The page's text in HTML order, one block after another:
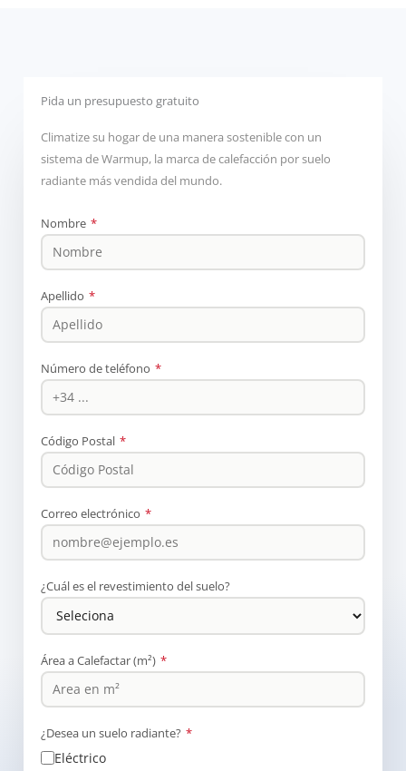
Pida un presupuesto gratuito
Climatize su hogar de una manera sostenible con un
sistema de Warmup, la marca de calefacción por suelo
radiante más vendida del mundo.
Nombre *
Apellido *
Número de teléfono *
Código Postal *
Correo electrónico *
¿Cuál es el revestimiento del suelo?
Área a Calefactar (m²) *
¿Desea un suelo radiante? *
Eléctrico